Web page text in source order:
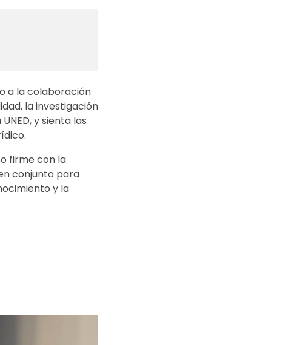
a la colaboración
la investigación
y sienta las
firme con la
conjunto para
y la